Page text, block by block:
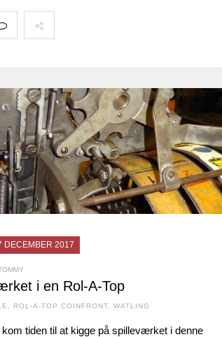
DECEMBER 2017
i en Rol-A-Top
ROL-A-TOP COINFRONT, WATLING
kom tiden til at kigge på spilleværket i denne